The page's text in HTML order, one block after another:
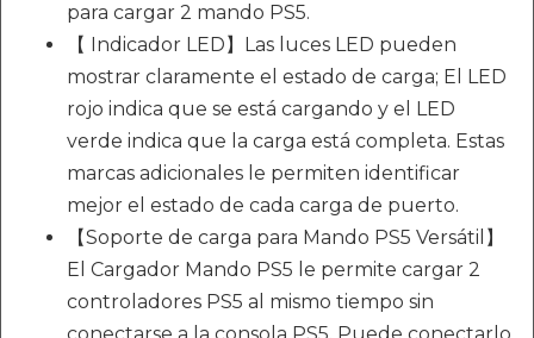
para cargar 2 mando PS5.
【 Indicador LED】Las luces LED pueden
mostrar claramente el estado de carga; El LED
rojo indica que se está cargando y el LED
verde indica que la carga está completa. Estas
marcas adicionales le permiten identificar
mejor el estado de cada carga de puerto.
【Soporte de carga para Mando PS5 Versátil】
El Cargador Mando PS5 le permite cargar 2
controladores PS5 al mismo tiempo sin